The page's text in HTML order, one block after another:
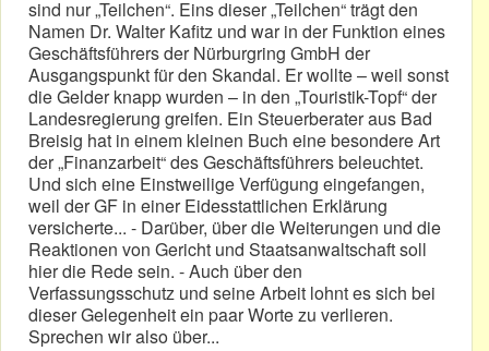
sind nur „Teilchen“. Eins dieser „Teilchen“ trägt den
Namen Dr. Walter Kafitz und war in der Funktion eines
Geschäftsführers der Nürburgring GmbH der
Ausgangspunkt für den Skandal. Er wollte – weil sonst
die Gelder knapp wurden – in den „Touristik-Topf“ der
Landesregierung greifen. Ein Steuerberater aus Bad
Breisig hat in einem kleinen Buch eine besondere Art
der „Finanzarbeit“ des Geschäftsführers beleuchtet.
Und sich eine Einstweilige Verfügung eingefangen,
weil der GF in einer Eidesstattlichen Erklärung
versicherte... - Darüber, über die Weiterungen und die
Reaktionen von Gericht und Staatsanwaltschaft soll
hier die Rede sein. - Auch über den
Verfassungsschutz und seine Arbeit lohnt es sich bei
dieser Gelegenheit ein paar Worte zu verlieren.
Sprechen wir also über...